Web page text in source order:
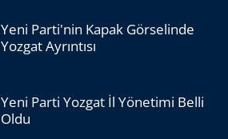
Yeni Parti'nin Kapak Görselinde
Yozgat Ayrıntısı
Yeni Parti Yozgat İl Yönetimi Belli
Oldu